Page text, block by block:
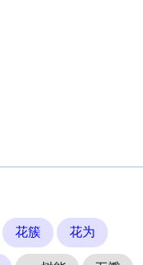
花簇 花为